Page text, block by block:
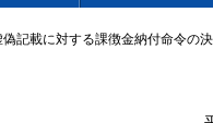
記載に対する課徴金納付命令の